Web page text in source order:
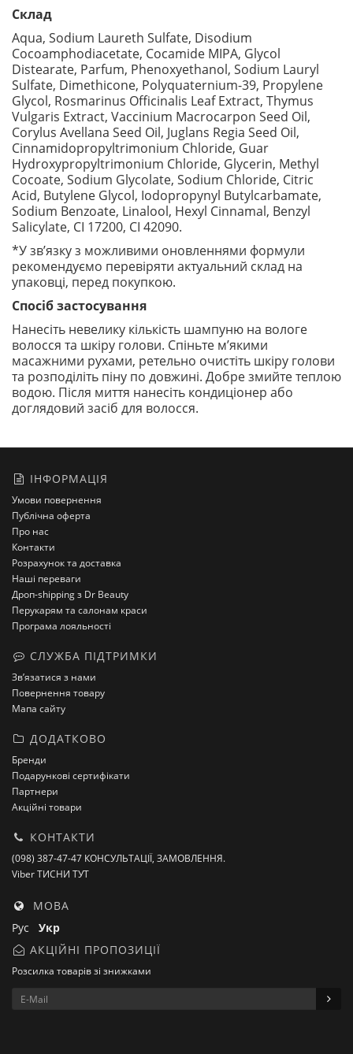
Склад
Aqua, Sodium Laureth Sulfate, Disodium
Cocoamphodiacetate, Cocamide MIPA, Glycol
Distearate, Parfum, Phenoxyethanol, Sodium Lauryl
Sulfate, Dimethicone, Polyquaternium-39, Propylene
Glycol, Rosmarinus Officinalis Leaf Extract, Thymus
Vulgaris Extract, Vaccinium Macrocarpon Seed Oil,
Corylus Avellana Seed Oil, Juglans Regia Seed Oil,
Cinnamidopropyltrimonium Chloride, Guar
Hydroxypropyltrimonium Chloride, Glycerin, Methyl
Cocoate, Sodium Glycolate, Sodium Chloride, Citric
Acid, Butylene Glycol, Iodopropynyl Butylcarbamate,
Sodium Benzoate, Linalool, Hexyl Cinnamal, Benzyl
Salicylate, CI 17200, CI 42090.
*У зв’язку з можливими оновленнями формули
рекомендуємо перевіряти актуальний склад на
упаковці, перед покупкою.
Спосіб застосування
Нанесіть невелику кількість шампуню на вологе
волосся та шкіру голови. Спіньте м’якими
масажними рухами, ретельно очистіть шкіру голови
та розподіліть піну по довжині. Добре змийте теплою
водою. Після миття нанесіть кондиціонер або
доглядовий засіб для волосся.
ІНФОРМАЦІЯ
Умови повернення
Публічна оферта
Про нас
Контакти
Розрахунок та доставка
Наші переваги
Дроп-shipping з Dr Beauty
Перукарям та салонам краси
Програма лояльності
СЛУЖБА ПІДТРИМКИ
Зв’язатися з нами
Повернення товару
Мапа сайту
ДОДАТКОВО
Бренди
Подарункові сертифікати
Партнери
Акційні товари
КОНТАКТИ
(098) 387-47-47 КОНСУЛЬТАЦІЇ, ЗАМОВЛЕННЯ.
Viber ТИСНИ ТУТ
МОВА
Рус Укр
АКЦІЙНІ ПРОПОЗИЦІЇ
Розсилка товарів зі знижками